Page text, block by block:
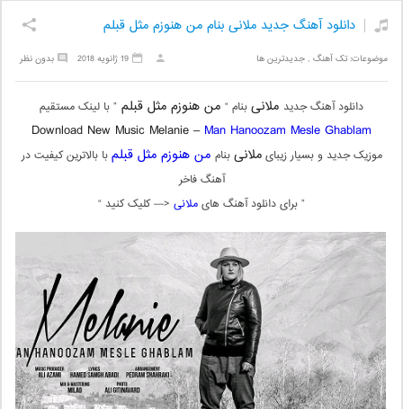
دانلود آهنگ جدید ملانی بنام من هنوزم مثل قبلم
موضوعات:تک آهنگ ,جدیدترین ها بدون نظر 19 ژانویه 2018
دانلود آهنگ جدید ملانیبنام “ من هنوزم مثل قبلم ” با لینک مستقیم
Download New Music Melanie – Man Hanoozam Mesle Ghablam
موزیک جدید و بسیار زیبایملانیبنام من هنوزم مثل قبلمبا بالاترین کیفیت در
آهنگ فاخر
” برای دانلود آهنگ هایملانی <— کلیک کنید “